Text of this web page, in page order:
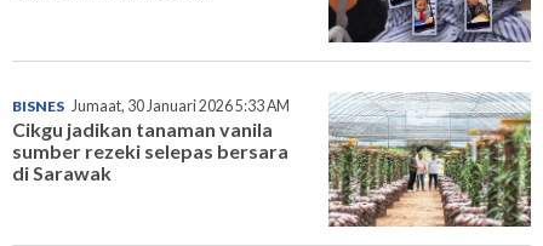
BISNES Jumaat, 30 Januari 2026 5:33 AM
Cikgu jadikan tanaman vanila
sumber rezeki selepas bersara
di Sarawak